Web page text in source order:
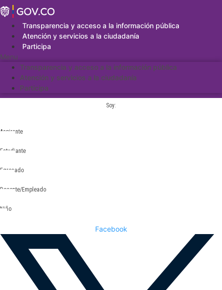
Saltar
al
contenidoTransparencia y acceso a la información pública
Atención y servicios a la ciudadanía
Participa
Menu
Transparencia y acceso a la información pública
Atención y servicios a la ciudadanía
Participa
Soy:
Aspirante
Estudiante
Egresado
Docente/Empleado
Niño
Facebook